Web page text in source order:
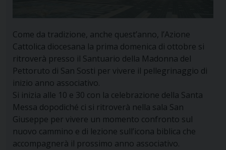
Come da tradizione, anche quest’anno, l’Azione
Cattolica diocesana la prima domenica di ottobre si
ritroverà presso il Santuario della Madonna del
Pettoruto di San Sosti per vivere il pellegrinaggio di
inizio anno associativo.
Si inizia alle 10 e 30 con la celebrazione della Santa
Messa dopodiché ci si ritroverà nella sala San
Giuseppe per vivere un momento confronto sul
nuovo cammino e di lezione sull’icona biblica che
accompagnerà il prossimo anno associativo.